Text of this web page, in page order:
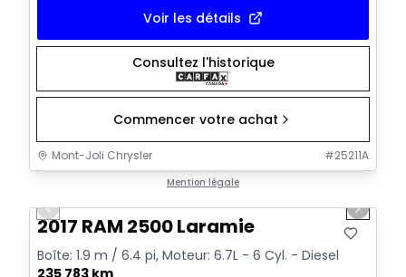
Voir les détails
Consultez l'historique
Commencer votre achat
Mont-Joli Chrysler #25211A
Mention légale
Vidéo disponible
Previous slide Next
2017 RAM 2500 Laramie
Boîte: 1.9 m / 6.4 pi, Moteur: 6.7L - 6 Cyl. - Diesel